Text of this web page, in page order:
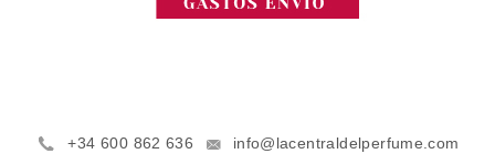
+34 600 862 636
info@lacentraldelperfume.com